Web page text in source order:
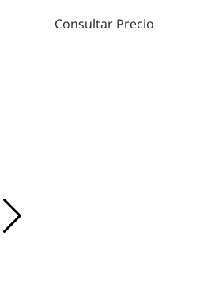
Consultar Precio